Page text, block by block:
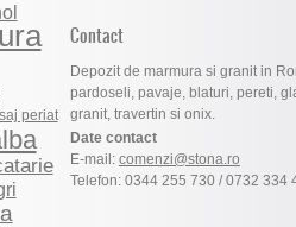
periat
Contact
Depozit de marmura si granit in
pardoseli, pavaje, blaturi, pereti,
granit, travertin si onix.
Date contact
E-mail: comenzi@stona.ro
Telefon: 0344 255 730 / 0732 334